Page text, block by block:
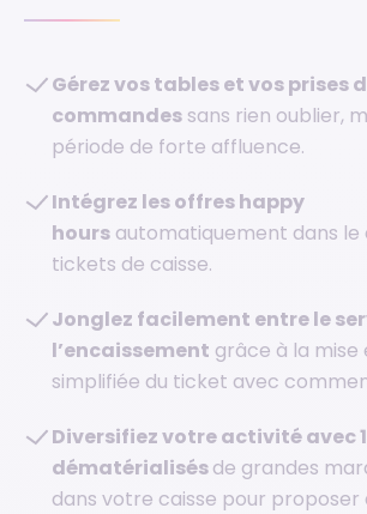
Gérez vos tables et vos prises
commandes sans rien oublier,
période de forte affluence.
Intégrez les offres happy
hours automatiquement dans le
tickets de caisse.
Jonglez facilement entre le
l’encaissement grâce à la
simplifiée du ticket avec
Diversifiez votre activité avec
dématérialisésde grandes
dans votre caisse pour proposer